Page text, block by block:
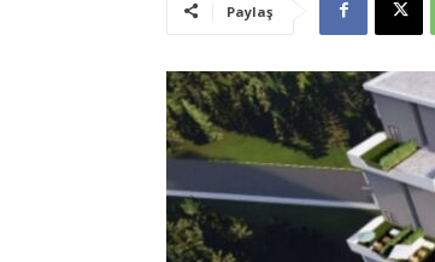
Paylaş